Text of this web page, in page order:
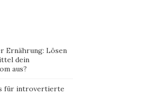
Ernährung: Lösen
dein
aus?
für introvertierte